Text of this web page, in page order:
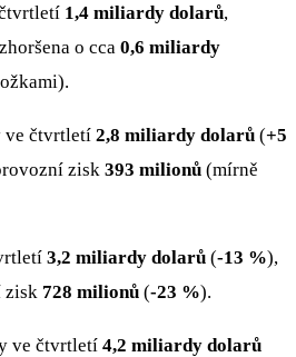
1,4 miliardy dolarů,
o cca 0,6 miliardy
ve čtvrtletí 2,8 miliardy dolarů (+5
zisk 393 milionů (mírně
3,2 miliardy dolarů (-13 %),
zisk 728 milionů (-23 %).
ve čtvrtletí 4,2 miliardy dolarů